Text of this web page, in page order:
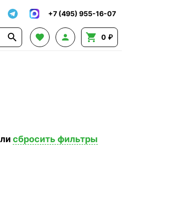
+7 (495) 955-16-07
    0 ₽
сбросить фильтры